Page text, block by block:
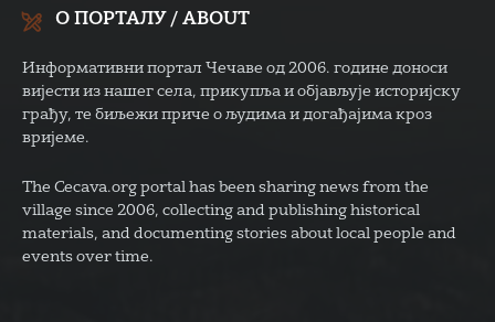
О ПОРТАЛУ / ABOUT
Информативни портал Чечаве од 2006. године доноси
вијести из нашег села, прикупља и објављује историјску
грађу, те биљежи приче о људима и догађајима кроз
вријеме.
The Cecava.org portal has been sharing news from the
village since 2006, collecting and publishing historical
materials, and documenting stories about local people and
events over time.